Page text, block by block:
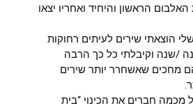
את האלבום הראשון והיחיד ואחריו יצאו
הוצאתי שירים לעיתים רחוקות
/שנה וקיבלתי כל כך הרבה
מחכים שאשחרר יותר שירים
מכמה חברים את הכינוי “בית